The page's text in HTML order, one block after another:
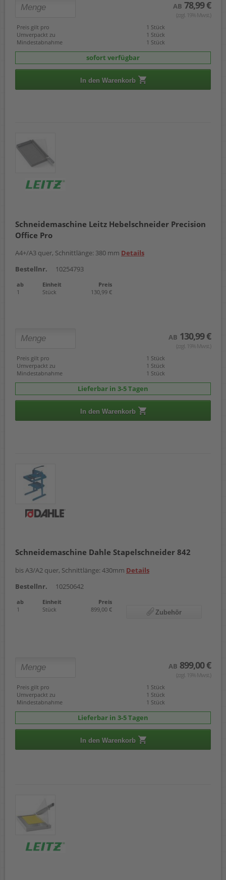
AB 78,99 €
(zzgl. 19% Mwst.)
Preis gilt pro
1 Stück
Umverpackt zu
1 Stück
Mindestabnahme
1 Stück
sofort verfügbar
In den Warenkorb
Schneidemaschine Leitz Hebelschneider Precision
Office Pro
A4+/A3 quer, Schnittlänge: 380 mm Details
Bestellnr.
10254793
ab Einheit
Preis
1
Stück 130,99 €
AB 130,99 €
(zzgl. 19% Mwst.)
Preis gilt pro
1 Stück
Umverpackt zu
1 Stück
Mindestabnahme
1 Stück
Lieferbar in 3-5 Tagen
In den Warenkorb
Schneidemaschine Dahle Stapelschneider 842
bis A3/A2 quer, Schnittlänge: 430mm Details
Bestellnr.
10250642
ab Einheit
Preis
1
Stück 899,00 € Zubehör
AB 899,00 €
(zzgl. 19% Mwst.)
Preis gilt pro
1 Stück
Umverpackt zu
1 Stück
Mindestabnahme
1 Stück
Lieferbar in 3-5 Tagen
In den Warenkorb